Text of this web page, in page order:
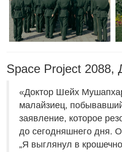
Space Project 2088,
«Доктор Шейх
малайзиец,
заявление, которое
до сегодняшнего дня.
„Я выглянул в